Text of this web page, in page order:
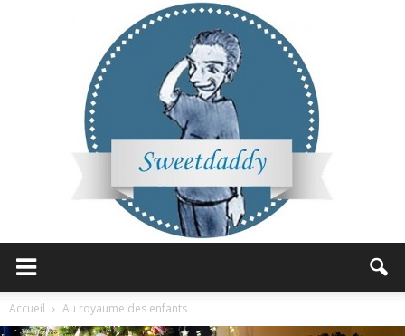
Accueil Au royaume des enfants